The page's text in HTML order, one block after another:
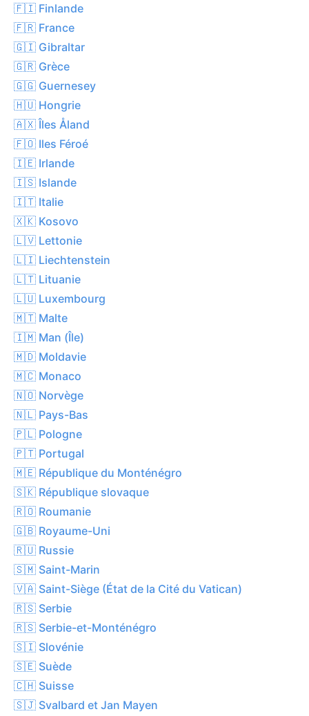
🇫🇮 Finlande
🇫🇷 France
🇬🇮 Gibraltar
🇬🇷 Grèce
🇬🇬 Guernesey
🇭🇺 Hongrie
🇦🇽 Îles Åland
🇫🇴 Iles Féroé
🇮🇪 Irlande
🇮🇸 Islande
🇮🇹 Italie
🇽🇰 Kosovo
🇱🇻 Lettonie
🇱🇮 Liechtenstein
🇱🇹 Lituanie
🇱🇺 Luxembourg
🇲🇹 Malte
🇮🇲 Man (Île)
🇲🇩 Moldavie
🇲🇨 Monaco
🇳🇴 Norvège
🇳🇱 Pays-Bas
🇵🇱 Pologne
🇵🇹 Portugal
🇲🇪 République du Monténégro
🇸🇰 République slovaque
🇷🇴 Roumanie
🇬🇧 Royaume-Uni
🇷🇺 Russie
🇸🇲 Saint-Marin
🇻🇦 Saint-Siège (État de la Cité du Vatican)
🇷🇸 Serbie
🇷🇸 Serbie-et-Monténégro
🇸🇮 Slovénie
🇸🇪 Suède
🇨🇭 Suisse
🇸🇯 Svalbard et Jan Mayen